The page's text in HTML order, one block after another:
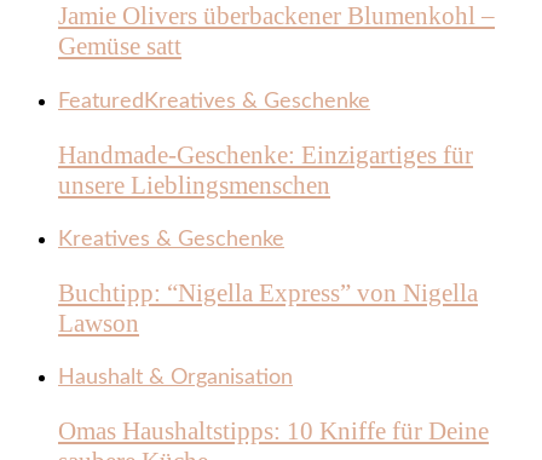
Jamie Olivers überbackener Blumenkohl –
Gemüse satt
Featured Kreatives & Geschenke
Handmade-Geschenke: Einzigartiges für
unsere Lieblingsmenschen
Kreatives & Geschenke
Buchtipp: “Nigella Express” von Nigella
Lawson
Haushalt & Organisation
Omas Haushaltstipps: 10 Kniffe für Deine